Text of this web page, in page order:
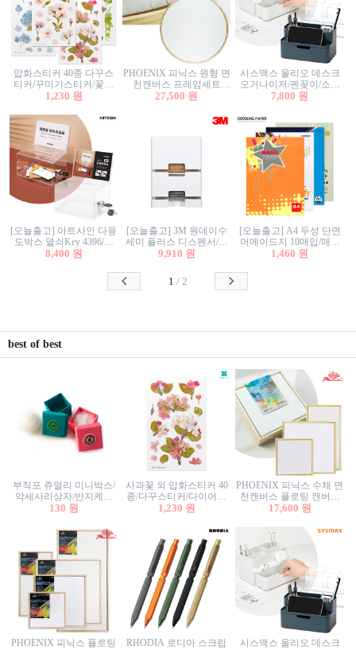
압화스티커 40종 다꾸스
티커/꾸미기스티커/꽃스
티커/압화꽃책갈피/팬시
1,230 원
PHOENIX 피닉스 원형 면
천캔버스 프레임세트
30cm/원형캔버스/플로팅
27,500 원
시스맥스 올리오 데스크
오거나이저/펜꽂이/소품
꽂이/소품함/정리함/수납
7,800 원
[오늘출고] 아트사인 다용
도박스 열쇠Key 4396/투
표함/건의함/모금함/응모
8,400 원
[오늘출고] 3M 원데이수
세미 플러스 디스펜서/소
프트수세미5매+강력수세
9,910 원
[오늘출고] A4 두성 단면
머메이드지 10매입/매직
터치/색지/색상지/색복사
칼라색지/고급복사지
1,460 원
1 / 2
best of best
부직포 쥬얼리 미니박스/
악세사리상자/반지케이
스/반지상자/귀걸이상자/
130 원
사과꽃 외 압화스티커 40
종/다꾸스티커/다이어리
꾸미기/꽃스티커/자연물
1,230 원
PHOENIX 피닉스 수채 면
천캔버스 플로팅 캔버스
프레임세트 30x30cm/액자
17,600 원
PHOENIX 피닉스 플로팅
RHODIA 로디아 스크립
시스맥스 올리오 데스크